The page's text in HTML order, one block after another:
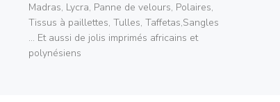
Madras, Lycra, Panne de velours, Polaires,
Tissus à paillettes, Tulles, Taffetas,Sangles
... Et aussi de jolis imprimés africains et
polynésiens